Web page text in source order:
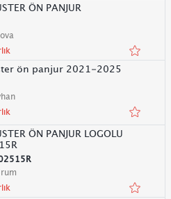
ÖN PANJUR
ön panjur 2021-2025
ÖN PANJUR LOGOLU